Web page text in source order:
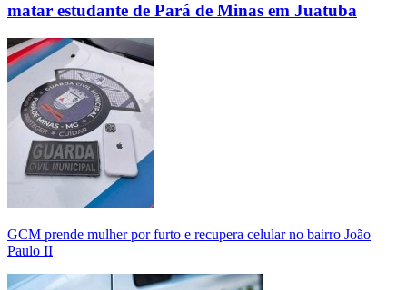
matar estudante de Pará de Minas em Juatuba
GCM prende mulher por furto e recupera celular no bairro João
Paulo II